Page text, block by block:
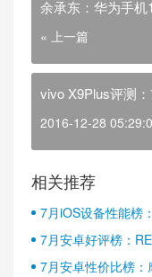
余承东：华为手
« 上一篇
vivo X9Plus评测
2016-12-28
相关推荐
7月iOS设备性能榜
7月安卓好评榜：
半壁江山
7月安卓性价比榜